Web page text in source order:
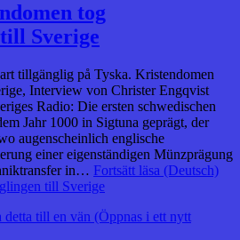
tog
Sverige
tillgänglig på Tyska. Kristendomen
Interview von Christer Engqvist
Radio: Die ersten schwedischen
Jahr 1000 in Sigtuna geprägt, der
augenscheinlich englische
einer eigenständigen Münzprägung
in… Fortsätt läsa (Deutsch)
till Sverige
till en vän (Öppnas i ett nytt